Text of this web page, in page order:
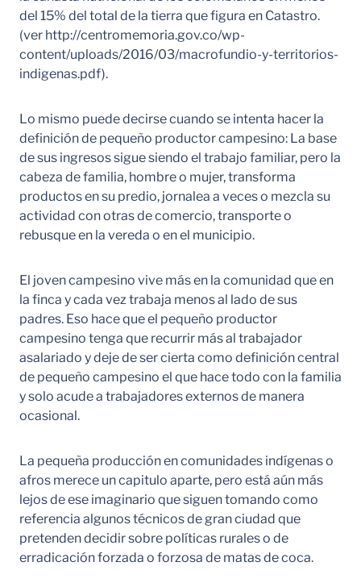
del 15% del total de la tierra que figura en Catastro.
(ver http://centromemoria.gov.co/wp-
content/uploads/2016/03/macrofundio-y-territorios-
indigenas.pdf).
Lo mismo puede decirse cuando se intenta hacer la
definición de pequeño productor campesino: La base
de sus ingresos sigue siendo el trabajo familiar, pero la
cabeza de familia, hombre o mujer, transforma
productos en su predio, jornalea a veces o mezcla su
actividad con otras de comercio, transporte o
rebusque en la vereda o en el municipio.
El joven campesino vive más en la comunidad que en
la finca y cada vez trabaja menos al lado de sus
padres. Eso hace que el pequeño productor
campesino tenga que recurrir más al trabajador
asalariado y deje de ser cierta como definición central
de pequeño campesino el que hace todo con la familia
y solo acude a trabajadores externos de manera
ocasional.
La pequeña producción en comunidades indígenas o
afros merece un capitulo aparte, pero está aún más
lejos de ese imaginario que siguen tomando como
referencia algunos técnicos de gran ciudad que
pretenden decidir sobre políticas rurales o de
erradicación forzada o forzosa de matas de coca.